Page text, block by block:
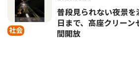
社会
普段見られない夜景
日まで、高座クリー
間開放